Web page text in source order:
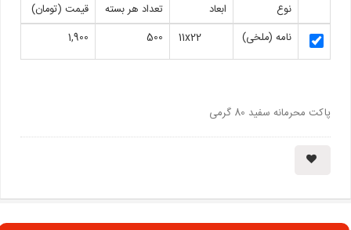
نوع ابعاد تعداد هر بسته
قیمت (تومان)
نامه (ملخی)
11x22
500
1,900
پاکت محرمانه سفید 80 گرمی